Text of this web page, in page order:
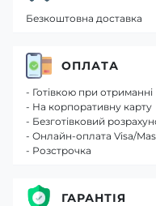
Безкоштовна доставка
ОПЛАТА
- Готівкою при отриманні
- На корпоративну карту
- Безготівковий
- Онлайн-оплата Visa/
- Розстрочка
ГАРАНТІЯ